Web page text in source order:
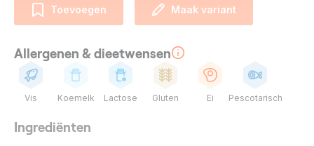
Toevoegen Maak variant
Allergenen & dieetwensen
Vis Koemelk Lactose Gluten Ei Pescotarisch
Ingrediënten